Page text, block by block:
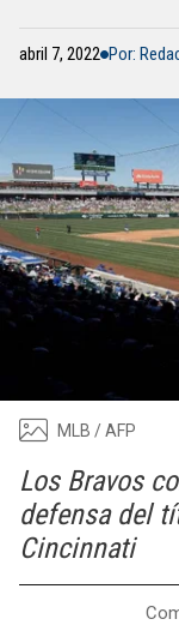
abril 7, 2022 Por:
MLB / AFP
Los Bravos
defensa del
Cincinnati